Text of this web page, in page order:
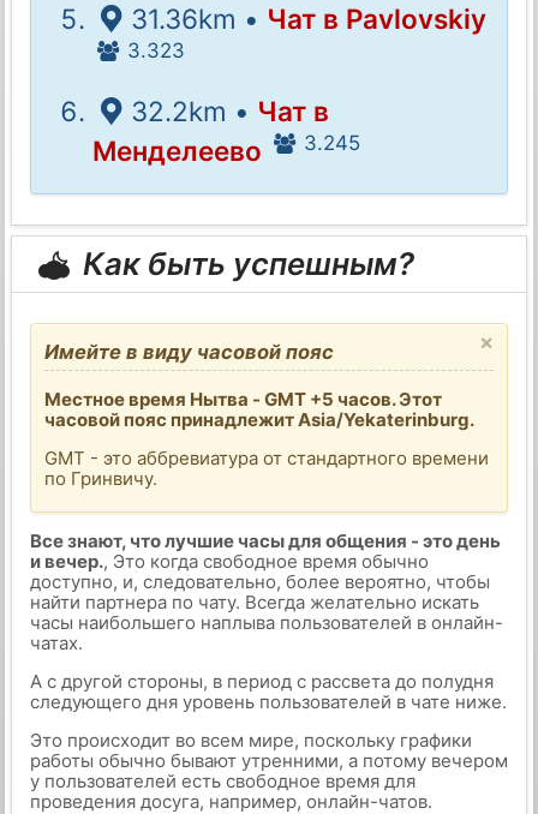
31.36km • Чат в Pavlovskiy
3.323
32.2km • Чат в
Менделеево
3.245
Как быть успешным?
×
Имейте в виду часовой пояс
Местное время Нытва - GMT +5 часов. Этот
часовой пояс принадлежит Asia/Yekaterinburg.
GMT - это аббревиатура от стандартного времени
по Гринвичу.
Все знают, что лучшие часы для общения - это день
и вечер., Это когда свободное время обычно
доступно, и, следовательно, более вероятно, чтобы
найти партнера по чату. Всегда желательно искать
часы наибольшего наплыва пользователей в онлайн-
чатах.
А с другой стороны, в период с рассвета до полудня
следующего дня уровень пользователей в чате ниже.
Это происходит во всем мире, поскольку графики
работы обычно бывают утренними, а потому вечером
у пользователей есть свободное время для
проведения досуга, например, онлайн-чатов.